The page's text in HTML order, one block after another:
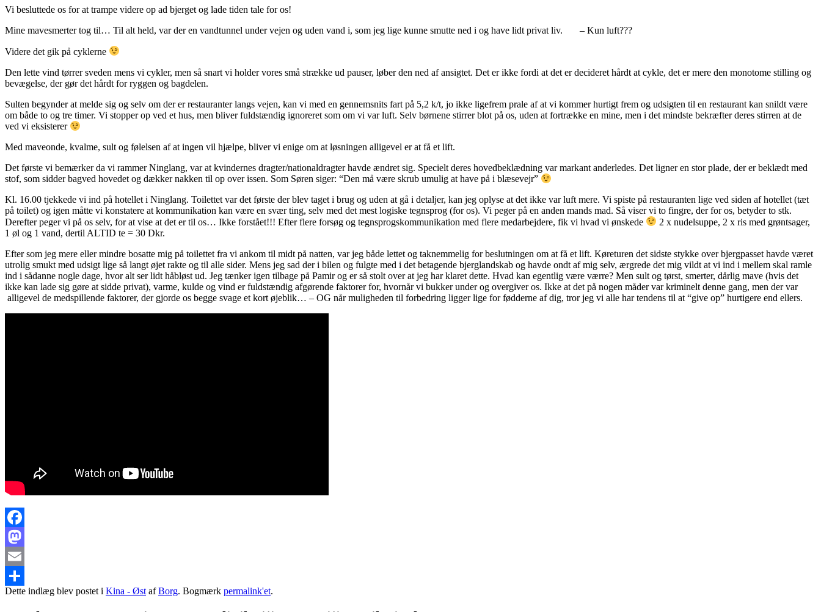
Vi besluttede os for at trampe videre op ad bjerget og lade tiden tale for os!
Mine mavesmerter tog til… Til alt held, var der en vandtunnel under vejen og uden vand i, som jeg lige kunne smutte ned i og have lidt privat liv. – Kun luft???
Videre det gik på cyklerne
Den lette vind tørrer sveden mens vi cykler, men så snart vi holder vores små strække ud pauser, løber den ned af ansigtet. Det er ikke fordi at det er decideret hårdt at cykle, det er mere den monotome stilling og
bevægelse, der gør det hårdt for ryggen og bagdelen.
Sulten begynder at melde sig og selv om der er restauranter langs vejen, kan vi med en gennemsnits fart på 5,2 k/t, jo ikke ligefrem prale af at vi kommer hurtigt frem og udsigten til en restaurant kan snildt være
om både to og tre timer. Vi stopper op ved et hus, men bliver fuldstændig ignoreret som om vi var luft. Selv børnene stirrer blot på os, uden at fortrække en mine, men i det mindste bekræfter deres stirren at de
ved vi eksisterer
Med maveonde, kvalme, sult og følelsen af at ingen vil hjælpe, bliver vi enige om at løsningen alligevel er at få et lift.
Det første vi bemærker da vi rammer Ninglang, var at kvindernes dragter/nationaldragter havde ændret sig. Specielt deres hovedbeklædning var markant anderledes. Det ligner en stor plade, der er beklædt med
stof, som sidder bagved hovedet og dækker nakken til op over issen. Som Søren siger: “Den må være skrub umulig at have på i blæsevejr”
Kl. 16.00 tjekkede vi ind på hotellet i Ninglang. Toilettet var det første der blev taget i brug og uden at gå i detaljer, kan jeg oplyse at det ikke var luft mere. Vi spiste på restauranten lige ved siden af hotellet (tæt
på toilet) og igen måtte vi konstatere at kommunikation kan være en svær ting, selv med det mest logiske tegnsprog (for os). Vi peger på en anden mands mad. Så viser vi to fingre, der for os, betyder to stk.
Derefter peger vi på os selv, for at vise at det er til os… Ikke forstået!!! Efter flere forsøg og tegnsprogskommunikation med flere medarbejdere, fik vi hvad vi ønskede
2 x nudelsuppe, 2 x ris med grøntsager,
1 øl og 1 vand, dertil ALTID te = 30 Dkr.
Efter som jeg mere eller mindre bosatte mig på toilettet fra vi ankom til midt på natten, var jeg både lettet og taknemmelig for beslutningen om at få et lift. Køreturen det sidste stykke over bjergpasset havde været
utrolig smukt med udsigt lige så langt øjet rakte og til alle sider. Mens jeg sad der i bilen og fulgte med i det betagende bjerglandskab og havde ondt af mig selv, ærgrede det mig vildt at vi ind i mellem skal ramle
ind i sådanne nogle dage, hvor alt ser lidt håbløst ud. Jeg tænker igen tilbage på Pamir og er så stolt over at jeg har klaret dette. Hvad kan egentlig være værre? Men sult og tørst, smerter, dårlig mave (hvis det
ikke kan lade sig gøre at sidde privat), varme, kulde og vind er fuldstændig afgørende faktorer for, hvornår vi bukker under og overgiver os. Ikke at det på nogen måder var kriminelt denne gang, men der var
alligevel de medspillende faktorer, der gjorde os begge svage et kort øjeblik… – OG når muligheden til forbedring ligger lige for fødderne af dig, tror jeg vi alle har tendens til at “give op” hurtigere end ellers.
Facebook
Mastodon
Email
Share
Dette indlæg blev postet i Kina - Øst afBorg. Bogmærk permalink'et.